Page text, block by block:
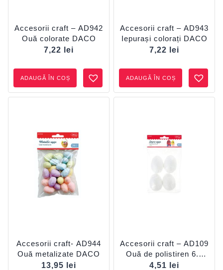
Accesorii craft – AD942
Ouă colorate DACO
7,22
lei
ADAUGĂ ÎN COȘ
Accesorii craft – AD943
Iepurași colorați DACO
7,22
lei
ADAUGĂ ÎN COȘ
Accesorii craft- AD944
Ouă metalizate DACO
13,95
lei
Accesorii craft – AD109
Ouă de polistiren 6.5
cm set 4 DACO
4,51 lei